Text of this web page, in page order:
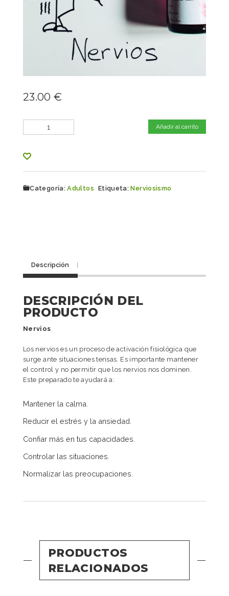
23.00€
Cantidad Añadir al carrito
Categoría:Adultos Etiqueta:Nerviosismo
Descripción
DESCRIPCIÓN DEL
PRODUCTO
Nervios
Los nervios es un proceso de activación fisiológica que
surge ante situaciones tensas. Es importante mantener
el control y no permitir que los nervios nos dominen.
Este preparado te ayudará a:
Mantener la calma.
Reducir el estrés y la ansiedad.
Confiar más en tus capacidades.
Controlar las situaciones.
Normalizar las preocupaciones.
PRODUCTOS
RELACIONADOS